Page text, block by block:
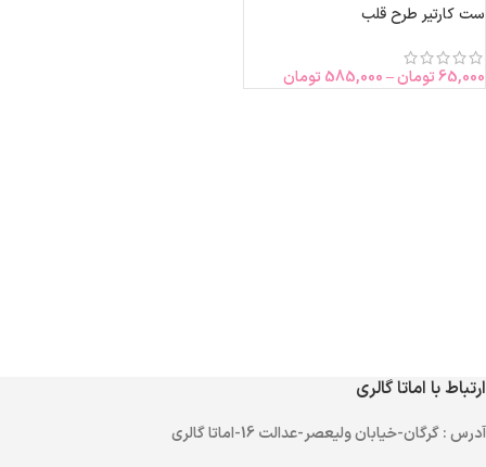
ست کارتیر طرح قلب
65,000تومان–
585,000 تومان
ارتباط با اماتا گالری
آدرس: گرگان-خیابان ولیعصر-عدالت 16-اماتا گالری